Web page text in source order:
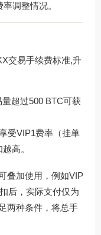
调整情况。
交易手续费标准,升
量超过500 BTC可获
受VIP1费率（挂单
高。
叠加使用，例如VIP
后，实际支付仅为
两种条件，将总手